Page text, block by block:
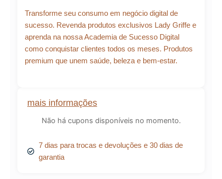
mais informações
Não há cupons disponíveis no momento.
7 dias para trocas e devoluções e 30 dias de
garantia
de
Micelização
quantidade
Transforme seu consumo em negócio digital de
sucesso. Revenda produtos exclusivos Lady Griffe e
aprenda na nossa Academia de Sucesso Digital
como conquistar clientes todos os meses. Produtos
premium que unem saúde, beleza e bem-estar.